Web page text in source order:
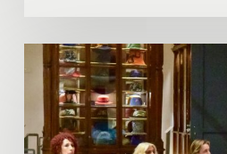
L’iniziativa
dedicata